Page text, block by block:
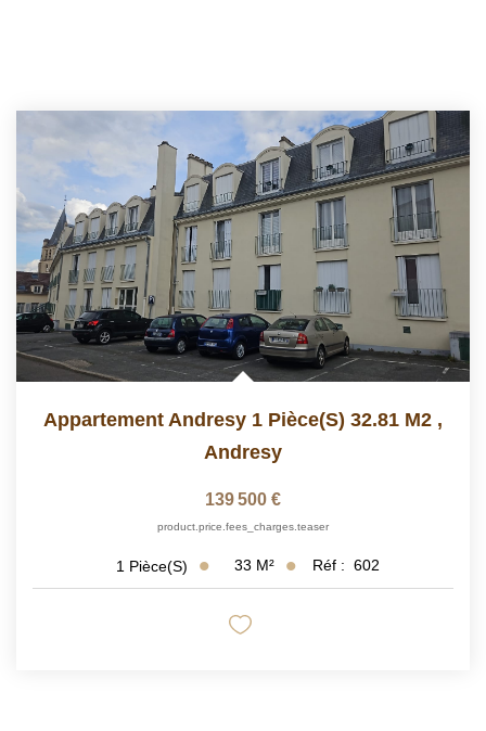
Appartement Andresy 1 Pièce(s) 32.81 M2 ,
Andresy
139 500 €
product.price.fees_charges.teaser
1 Pièce(s) 33 M² Réf : 602